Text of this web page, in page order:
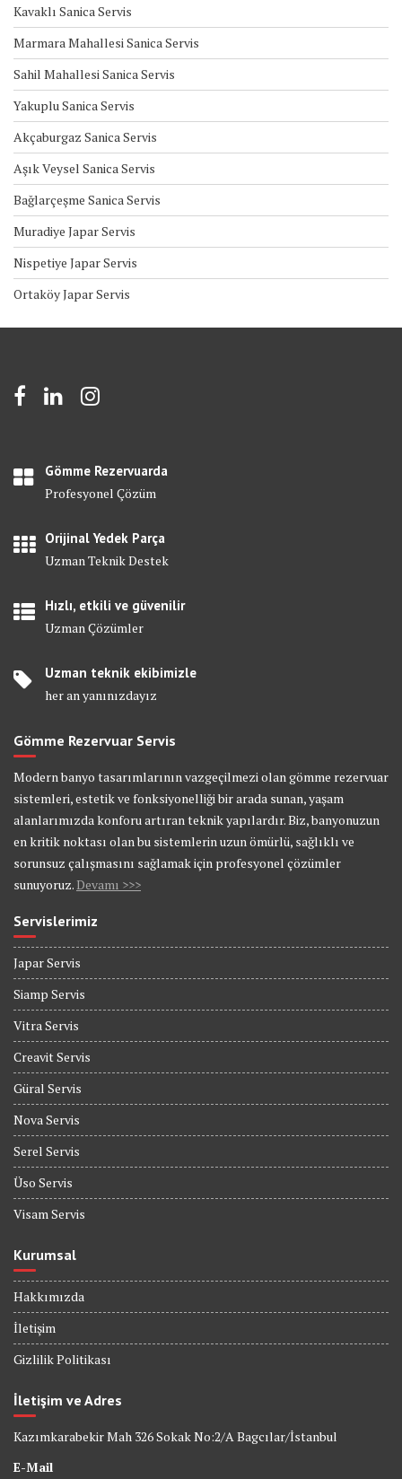
Kavaklı Sanica Servis
Marmara Mahallesi Sanica Servis
Sahil Mahallesi Sanica Servis
Yakuplu Sanica Servis
Akçaburgaz Sanica Servis
Aşık Veysel Sanica Servis
Bağlarçeşme Sanica Servis
Muradiye Japar Servis
Nispetiye Japar Servis
Ortaköy Japar Servis
Gömme Rezervuarda
Profesyonel Çözüm
Orijinal Yedek Parça
Uzman Teknik Destek
Hızlı, etkili ve güvenilir
Uzman Çözümler
Uzman teknik ekibimizle
her an yanınızdayız
Gömme Rezervuar Servis
Modern banyo tasarımlarının vazgeçilmezi olan gömme rezervuar
sistemleri, estetik ve fonksiyonelliği bir arada sunan, yaşam
alanlarımızda konforu artıran teknik yapılardır. Biz, banyonuzun
en kritik noktası olan bu sistemlerin uzun ömürlü, sağlıklı ve
sorunsuz çalışmasını sağlamak için profesyonel çözümler
sunuyoruz. Devamı >>>
Servislerimiz
Japar Servis
Siamp Servis
Vitra Servis
Creavit Servis
Güral Servis
Nova Servis
Serel Servis
Üso Servis
Visam Servis
Kurumsal
Hakkımızda
İletişim
Gizlilik Politikası
İletişim ve Adres
Kazımkarabekir Mah 326 Sokak No:2/A Bagcılar/İstanbul
E-Mail